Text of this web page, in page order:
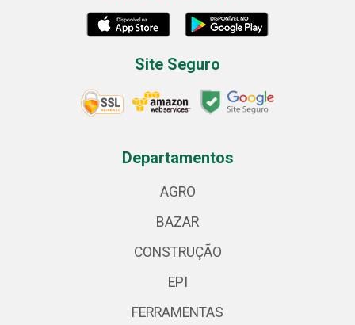
Site Seguro
Departamentos
AGRO
BAZAR
CONSTRUÇÃO
EPI
FERRAMENTAS